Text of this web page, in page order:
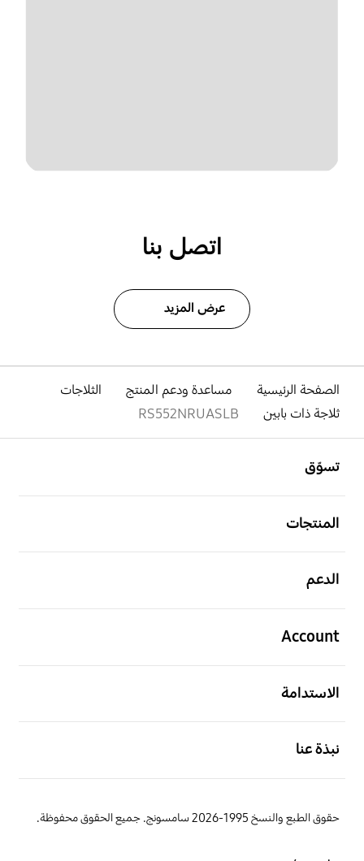
اتصل بنا
عرض المزيد
الصفحة الرئيسية مساعدة ودعم المنتج
الثلاجات
ثلاجة ذات بابين
RS552NRUASLB
تسوّق
المنتجات
الدعم
Account
الاستدامة
نبذة عنا
حقوق الطبع والنسخ 1995-2026 سامسونج. جميع الحقوق محفوظة.